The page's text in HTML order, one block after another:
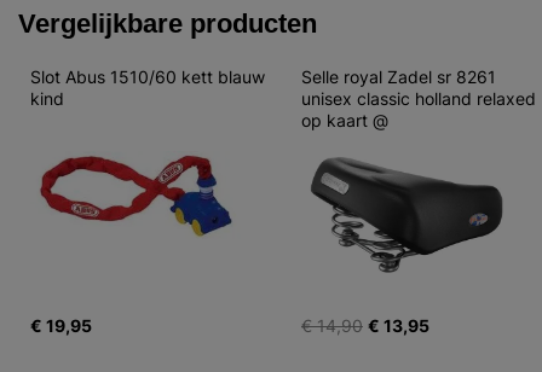
Vergelijkbare producten
Slot Abus 1510/60 kett blauw
kind
€ 19,95
Selle royal Zadel sr 8261
unisex classic holland relaxed
op kaart @
€ 14,90 € 13,95